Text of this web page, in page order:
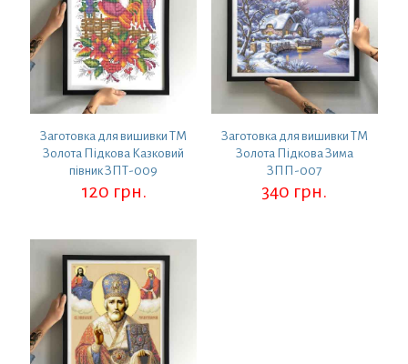
Заготовка для вишивки ТМ
Золота Підкова Казковий
півник ЗПТ-009
120 грн.
Заготовка для вишивки ТМ
Золота Підкова Зима
ЗПП-007
340 грн.